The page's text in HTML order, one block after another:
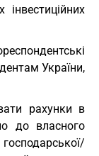
України,
рахунки в
до власного